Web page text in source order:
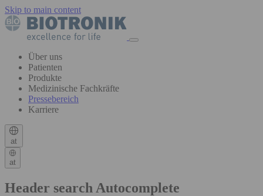
Skip to main content
Über uns
Patienten
Produkte
Medizinische Fachkräfte
Pressebereich
Karriere
at
at
Header search Autocomplete